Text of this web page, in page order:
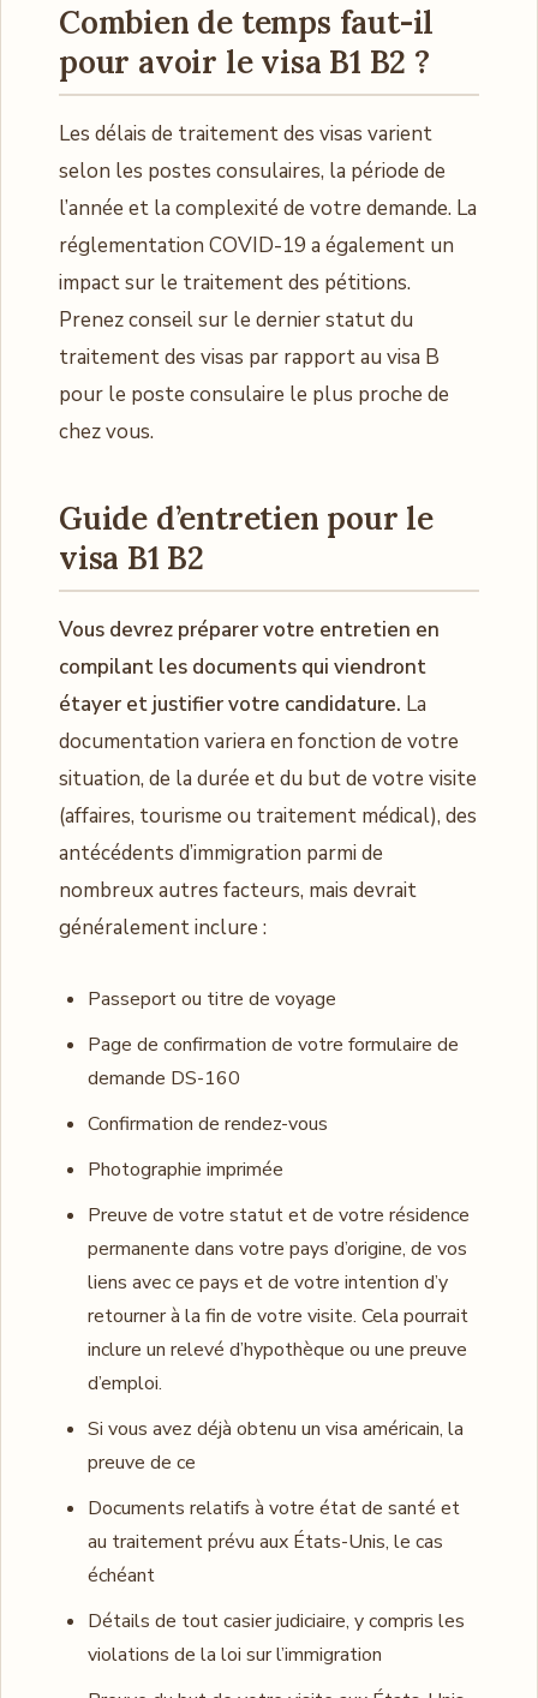
Combien de temps faut-il
pour avoir le visa B1 B2 ?
Les délais de traitement des visas varient
selon les postes consulaires, la période de
l’année et la complexité de votre demande. La
réglementation COVID-19 a également un
impact sur le traitement des pétitions.
Prenez conseil sur le dernier statut du
traitement des visas par rapport au visa B
pour le poste consulaire le plus proche de
chez vous.
Guide d’entretien pour le
visa B1 B2
Vous devrez préparer votre entretien en
compilant les documents qui viendront
étayer et justifier votre candidature. La
documentation variera en fonction de votre
situation, de la durée et du but de votre visite
(affaires, tourisme ou traitement médical), des
antécédents d’immigration parmi de
nombreux autres facteurs, mais devrait
généralement inclure :
Passeport ou titre de voyage
Page de confirmation de votre formulaire de
demande DS-160
Confirmation de rendez-vous
Photographie imprimée
Preuve de votre statut et de votre résidence
permanente dans votre pays d’origine, de vos
liens avec ce pays et de votre intention d’y
retourner à la fin de votre visite. Cela pourrait
inclure un relevé d’hypothèque ou une preuve
d’emploi.
Si vous avez déjà obtenu un visa américain, la
preuve de ce
Documents relatifs à votre état de santé et
au traitement prévu aux États-Unis, le cas
échéant
Détails de tout casier judiciaire, y compris les
violations de la loi sur l’immigration